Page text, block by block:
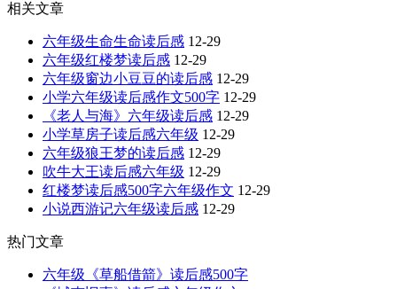
相关文章
六年级生命生命读后感 12-29
六年级红楼梦读后感 12-29
六年级窗边小豆豆的读后感 12-29
小学六年级读后感作文500字 12-29
《老人与海》六年级读后感 12-29
小学草房子读后感六年级 12-29
六年级狼王梦的读后感 12-29
吹牛大王读后感六年级 12-29
红楼梦读后感500字六年级作文 12-29
小说西游记六年级读后感 12-29
热门文章
六年级《草船借箭》读后感500字